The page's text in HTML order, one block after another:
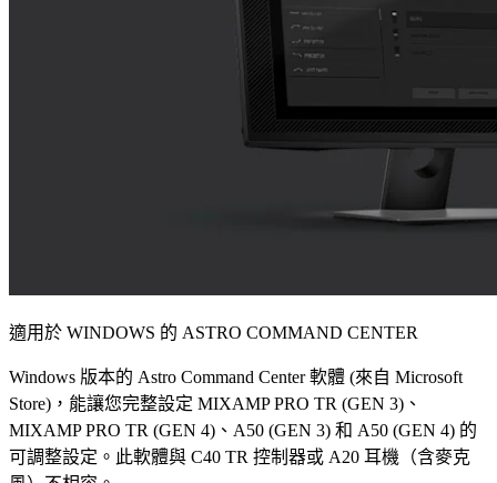
適用於 WINDOWS 的 ASTRO COMMAND CENTER
Windows 版本的 Astro Command Center 軟體 (來自 Microsoft
Store)，能讓您完整設定 MIXAMP PRO TR (GEN 3)、
MIXAMP PRO TR (GEN 4)、A50 (GEN 3) 和 A50 (GEN 4) 的
可調整設定。此軟體與 C40 TR 控制器或 A20 耳機（含麥克